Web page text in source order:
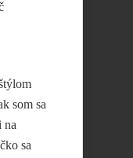
som sa
na
sa